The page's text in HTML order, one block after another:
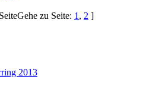
Gehe zu Seite: 1 , 2 ]
2013